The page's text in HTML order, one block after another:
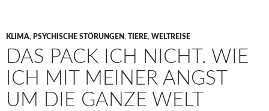
KLIMA, PSYCHISCHE STÖRUNGEN, TIERE, WELTREISE
DAS PACK ICH NICHT. WIE
ICH MIT MEINER ANGST
UM DIE GANZE WELT